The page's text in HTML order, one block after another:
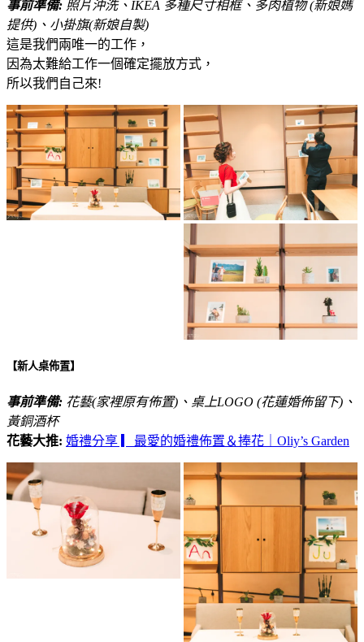
事前準備: 照片沖洗、IKEA 多種尺寸相框、多肉植物 (新娘媽
提供)、小掛旗(新娘自製)
這是我們兩唯一的工作，
因為太難給工作一個確定擺放方式，
所以我們自己來!
【新人桌佈置】
事前準備: 花藝(家裡原有佈置)、桌上LOGO (花蓮婚佈留下)、
黃銅酒杯
花藝大推: 婚禮分享 ▎最愛的婚禮佈置＆捧花｜Oliy’s Garden